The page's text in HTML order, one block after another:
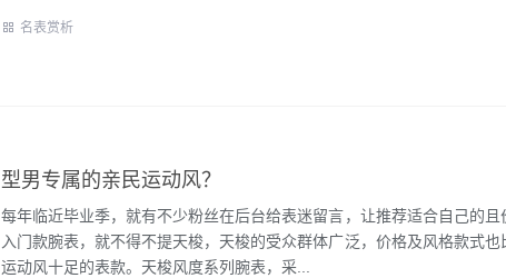
名表赏析
型男专属的亲民运动风？
每年临近毕业季，就有不少粉丝在后台给表迷留言，让推荐适合自己的且
入门款腕表，就不得不提天梭，天梭的受众群体广泛，价格及风格款式
运动风十足的表款。天梭风度系列腕表，采...